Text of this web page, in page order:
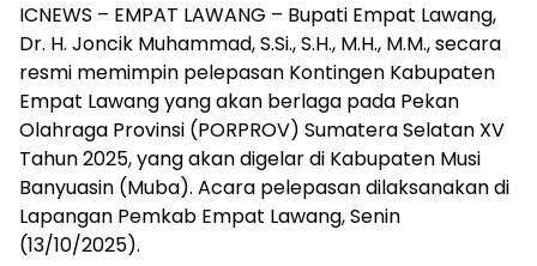
ICNEWS – EMPAT LAWANG – Bupati Empat Lawang,
Dr. H. Joncik Muhammad, S.Si., S.H., M.H., M.M., secara
resmi memimpin pelepasan Kontingen Kabupaten
Empat Lawang yang akan berlaga pada Pekan
Olahraga Provinsi (PORPROV) Sumatera Selatan XV
Tahun 2025, yang akan digelar di Kabupaten Musi
Banyuasin (Muba). Acara pelepasan dilaksanakan di
Lapangan Pemkab Empat Lawang, Senin
(13/10/2025).